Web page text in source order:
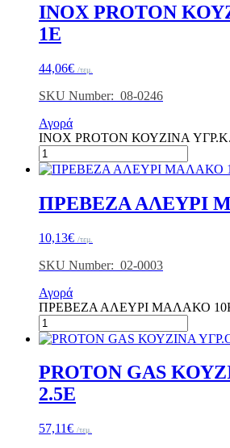
ΙΝΟΧ PROTON
1E
44,06€ /τεμ.
SKU Number: 08-0246
Αγορά
ΙΝΟΧ PROTON ΚΟΥΖINA
ΠΡΕΒΕΖΑ ΑΛΕΥΡΙ
10,13€ /τεμ.
SKU Number: 02-0003
Αγορά
ΠΡΕΒΕΖΑ ΑΛΕΥΡΙ ΜΑΛΑΚΟ 10Κ
PROTON GAS
2.5E
57,11€ /τεμ.